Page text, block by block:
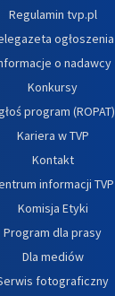
Regulamin tvp.pl
ogłoszenia
o nadawcy
Konkursy
program (ROPAT)
Kariera w TVP
Kontakt
informacji TVP
Komisja Etyki
Program dla prasy
Dla mediów
fotograficzny